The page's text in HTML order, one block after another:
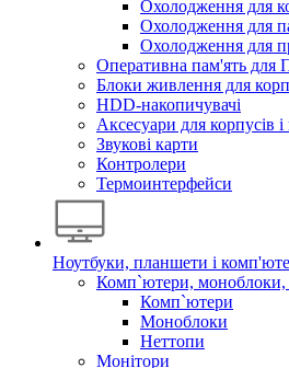
Охолодження для
Охолодження для
Охолодження для
Оперативна пам'ять для
Блоки живлення для
HDD-накопичувачі
Аксесуари для корпусів і
Звукові карти
Контролери
Термоинтерфейси
Ноутбуки, планшети і
Комп`ютери, моноблоки,
Комп`ютери
Моноблоки
Неттопи
Монітори